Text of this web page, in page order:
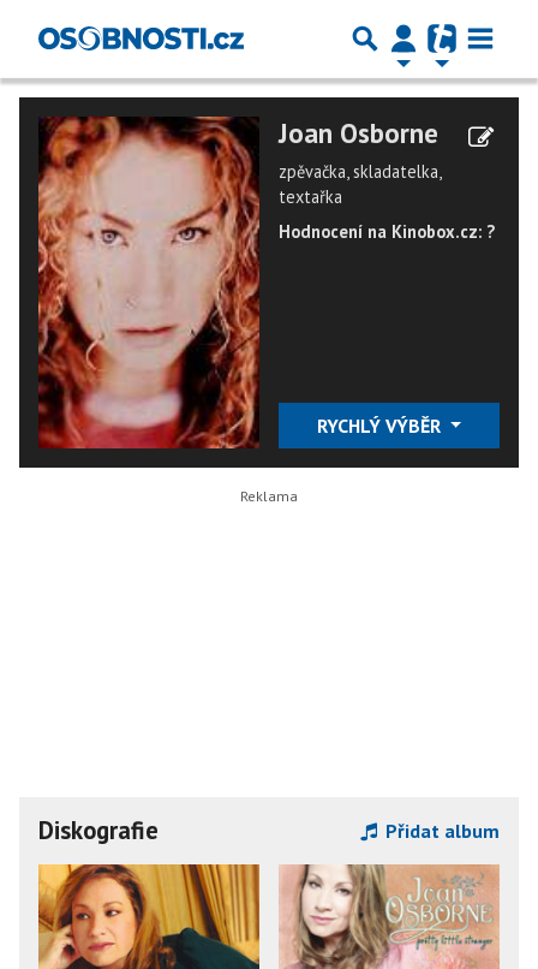
Joan Osborne
zpěvačka, skladatelka,
textařka
Hodnocení na Kinobox.cz: ?
RYCHLÝ VÝBĚR
Diskografie Přidat album